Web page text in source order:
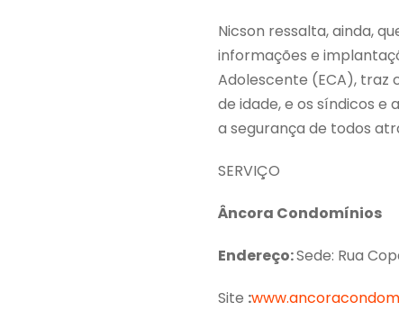
Nicson ressalta, ainda,
informações e
Adolescente (ECA), traz
de idade, e os síndicos
a segurança de todos
SERVIÇO
Âncora Condomínios
Endereço:Sede: Rua
Site :